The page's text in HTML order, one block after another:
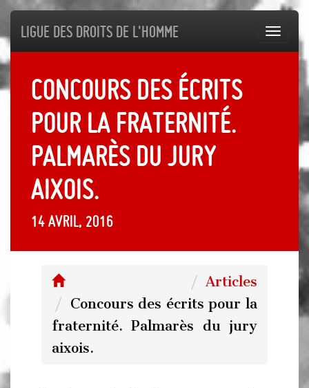
Ligue des droits de l'Homme
Concours des écrits
pour la fraternité.
Palmarès du jury
aixois.
14 avril, 2016
Articles
Concours des écrits pour la
fraternité. Palmarès du jury
aixois.